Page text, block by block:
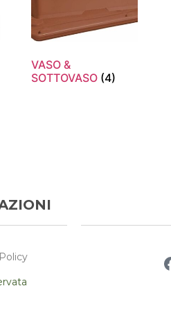
VASO &
SOTTOVASO (4)